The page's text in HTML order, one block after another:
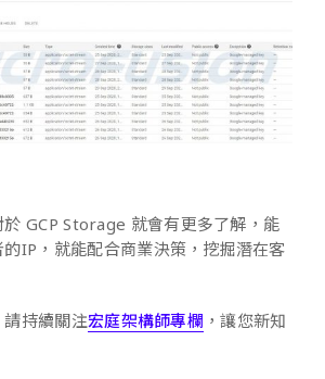
GCP Storage 就會有更多了解，能
IP，就能配合商業決策，挖掘潛在客
持續關注宏庭架構師專欄 ，讓您新知